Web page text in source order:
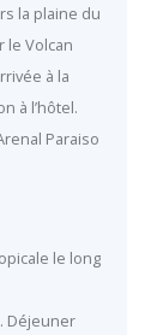
la plaine du
le Volcan
à la
à l’hôtel.
Paraiso
le long
Déjeuner